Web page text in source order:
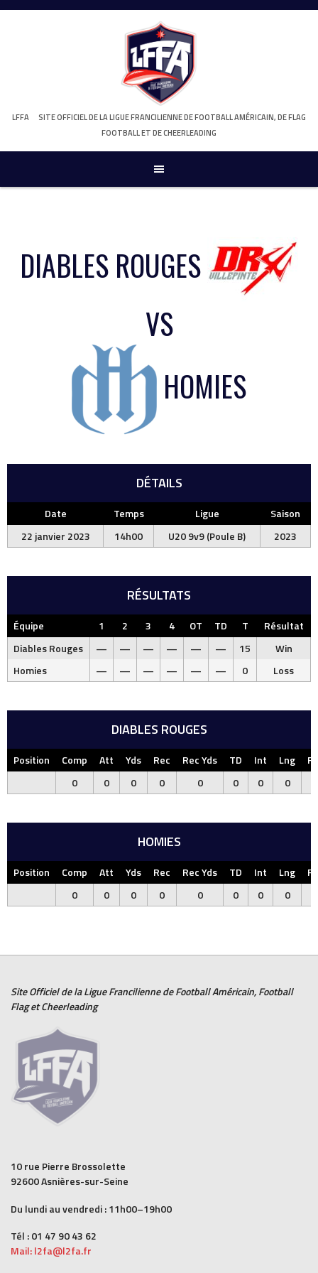
Skip
LFFA
SITE OFFICIEL DE LA LIGUE FRANCILIENNE DE FOOTBALL AMÉRICAIN, DE FLAG
FOOTBALL ET DE CHEERLEADING
DIABLES ROUGES
VS
HOMIES
DÉTAILS
Date Temps Ligue
Saison
22 janvier 2023
14h00 U20 9v9 (Poule B) 2023
RÉSULTATS
Équipe 1 2 3 4 OT TD T
Résultat
Diables Rouges
— — — — — — 15
Win
Homies
— — — — — — 0 Loss
DIABLES ROUGES
Position Comp Att Yds Rec Rec Yds TD Int Lng
0
0 0 0 0 0 0 0
HOMIES
Position Comp Att Yds Rec Rec Yds TD Int Lng
0
0 0 0 0 0 0 0
Site Officiel de la Ligue Francilienne deFootball Américain,Football
FlagetCheerleading
10 rue Pierre Brossolette
92600 Asnières-sur-Seine
Du lundi au vendredi : 11h00–19h00
Tél : 01 47 90 43 62
Mail: l2fa@l2fa.fr